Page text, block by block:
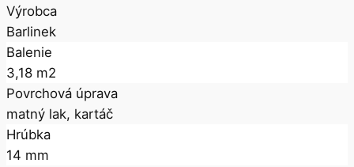
Výrobca
Barlinek
Balenie
3,18 m2
Povrchová úprava
matný lak, kartáč
Hrúbka
14 mm